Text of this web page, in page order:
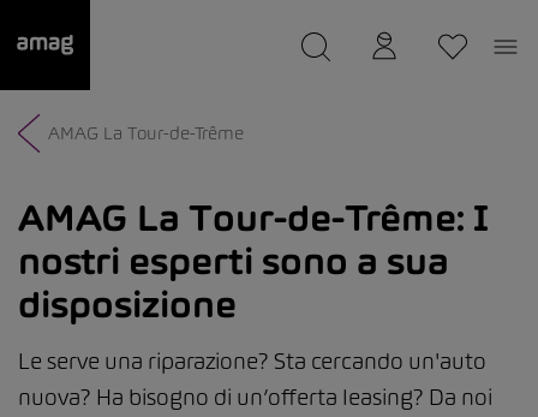
Il suo garage è stato salvato
AMAG La Tour-de-Trême
AMAG La Tour-de-Trême: I
nostri esperti sono a sua
disposizione
Le serve una riparazione? Sta cercando un'auto
nuova? Ha bisogno di un’offerta leasing? Da noi